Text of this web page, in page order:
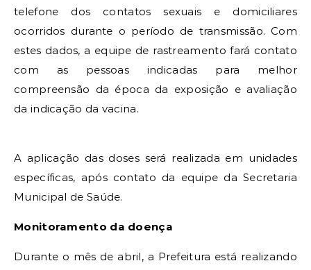
telefone dos contatos sexuais e domiciliares
ocorridos durante o período de transmissão. Com
estes dados, a equipe de rastreamento fará contato
com as pessoas indicadas para melhor
compreensão da época da exposição e avaliação
da indicação da vacina.
A aplicação das doses será realizada em unidades
específicas, após contato da equipe da Secretaria
Municipal de Saúde.
Monitoramento da doença
Durante o mês de abril, a Prefeitura está realizando